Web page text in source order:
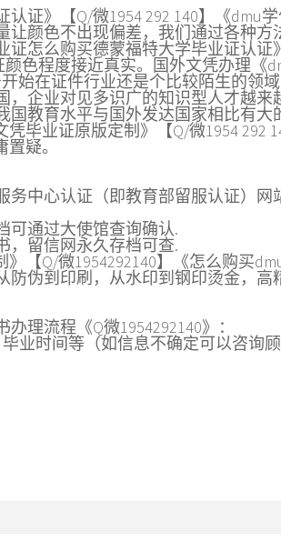
证》【Q/微1954 292 140】《dmu
让颜色不出现偏差，我们通过各种方
怎么购买德蒙福特大学毕业证认证》
颜色程度接近真实。国外文凭办理《
始在证件行业还是个比较陌生的领域
企业对见多识广的知识型人才越来
国教育水平与国外发达国家相比有大
毕业证原版定制》【Q/微1954 292
疑。
务中心认证（即教育部留服认证）网
可通过大使馆查询确认.
，留信网永久存档可查.
【Q/微1954292140】《怎么购买
防伪到印刷，从水印到钢印烫金，高
理流程《Q微1954292140》：
业时间等（如信息不确定可以咨询顾